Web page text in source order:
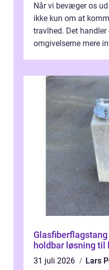
Når vi bevæger os
ikke kun om at
travlhed. Det
omgivelserne mere
Glasfiberflagstang en praktisk og
holdbar løsning til
31 juli 2026
Lars